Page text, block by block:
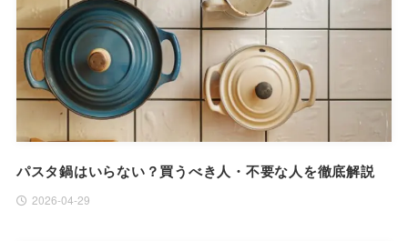
パスタ鍋はいらない？買うべき人・不要な人を徹底解説
2026-04-29